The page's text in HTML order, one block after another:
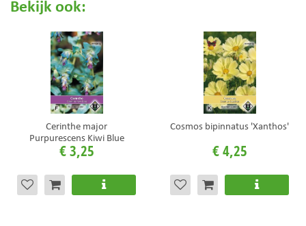
Bekijk ook:
Cerinthe major
Purpurescens Kiwi Blue
€3,25
Cosmos bipinnatus 'Xanthos'
€4,25